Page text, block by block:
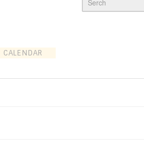
CALENDAR